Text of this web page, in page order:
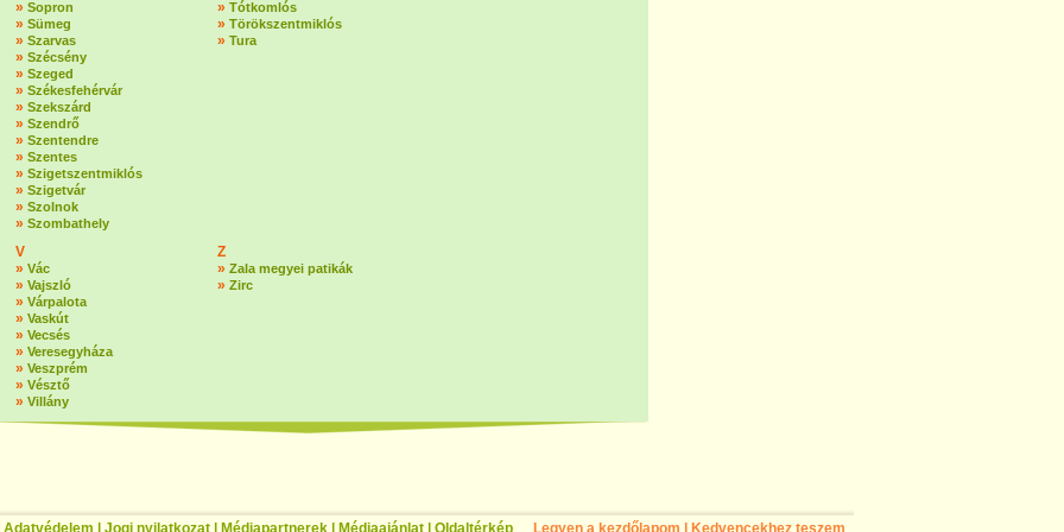
» Sopron
» Sümeg
» Szarvas
» Szécsény
» Szeged
» Székesfehérvár
» Szekszárd
» Szendrő
» Szentendre
» Szentes
» Szigetszentmiklós
» Szigetvár
» Szolnok
» Szombathely
» Tótkomlós
» Törökszentmiklós
» Tura
V
» Vác
» Vajszló
» Várpalota
» Vaskút
» Vecsés
» Veresegyháza
» Veszprém
» Vésztő
» Villány
Z
» Zala megyei patikák
» Zirc
Adatvédelem Jogi nyilatkozat Médiapartnerek Médiaajánlat Oldaltérkép Legyen a kezdőlapom Kedvencekhez teszem